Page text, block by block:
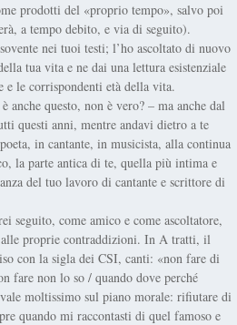
prodotti del «proprio tempo», salvo poi
a tempo debito, e via di seguito).
nei tuoi testi; l’ho ascoltato di nuovo
tua vita e ne dai una lettura esistenziale
e le corrispondenti età della vita.
questo, non è vero? – ma anche dal
questi anni, mentre andavi dietro a te
in cantante, in musicista, alla continua
la parte antica di te, quella più intima e
del tuo lavoro di cantante e scrittore di
seguito, come amico e come ascoltatore,
alle proprie contraddizioni. In A tratti, il
con la sigla dei CSI, canti: «non fare di
fare non lo so / quando dove perché
moltissimo sul piano morale: rifiutare di
quando mi raccontasti di quel famoso e